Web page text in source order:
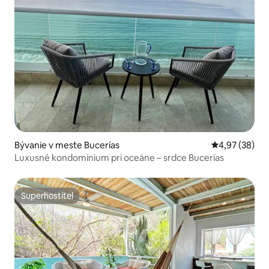
Bývanie v meste Bucerías Priemerné
4,97 (38)
Luxusné kondomínium pri oceáne – srdce Bucerías
Superhostiteľ
Superhostiteľ